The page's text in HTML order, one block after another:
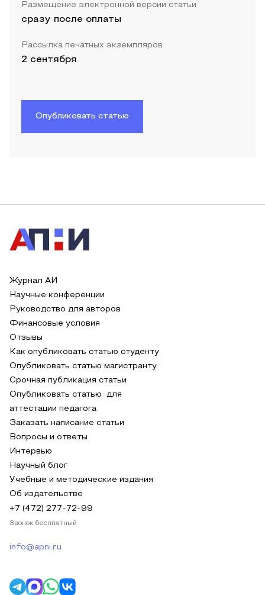
Размещение электронной версии статьи
сразу после оплаты
Рассылка печатных экземпляров
2 сентября
Опубликовать статью
Журнал АИ
Научные конференции
Руководство для авторов
Финансовые условия
Отзывы
Как опубликовать статью студенту
Опубликовать статью магистранту
Срочная публикация статьи
Опубликовать статью для
аттестации педагога
Заказать написание статьи
Вопросы и ответы
Интервью
Научный блог
Учебные и методические издания
Об издательстве
+7 (472) 277-72-99
Звонок бесплатный
info@apni.ru